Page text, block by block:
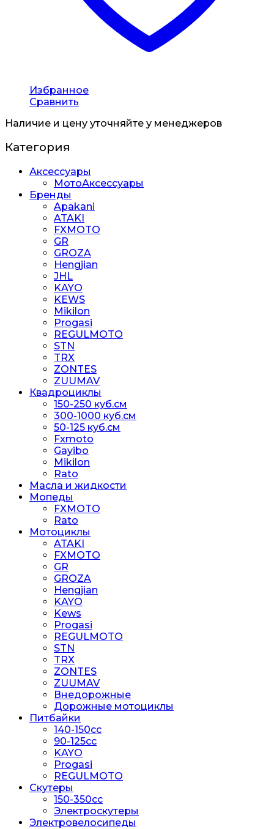
Избранное
Сравнить
Наличие и цену уточняйте у менеджеров
Категория
Аксессуары
МотоАксессуары
Бренды
Apakani
ATAKI
FXMOTO
GR
GROZA
Hengjian
JHL
KAYO
KEWS
Mikilon
Progasi
REGULMOTO
STN
TRX
ZONTES
ZUUMAV
Квадроциклы
150-250 куб.см
300-1000 куб.см
50-125 куб.см
Fxmoto
Gayibo
Mikilon
Rato
Масла и жидкости
Мопеды
FXMOTO
Rato
Мотоциклы
ATAKI
FXMOTO
GR
GROZA
Hengjian
KAYO
Kews
Progasi
REGULMOTO
STN
TRX
ZONTES
ZUUMAV
Внедорожные
Дорожные мотоциклы
Питбайки
140-150сс
90-125cc
KAYO
Progasi
REGULMOTO
Скутеры
150-350cc
Электроскутеры
Электровелосипеды